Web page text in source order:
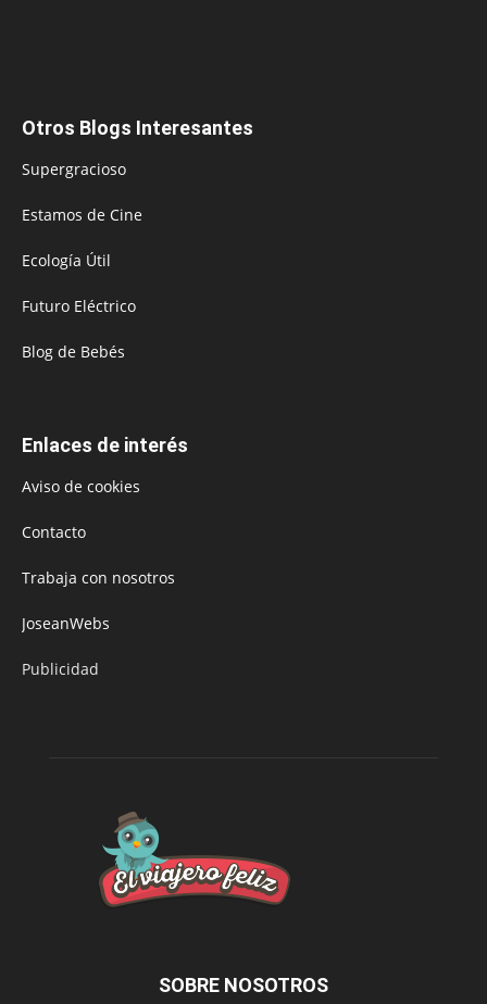
Otros Blogs Interesantes
Supergracioso
Estamos de Cine
Ecología Útil
Futuro Eléctrico
Blog de Bebés
Enlaces de interés
Aviso de cookies
Contacto
Trabaja con nosotros
JoseanWebs
Publicidad
SOBRE NOSOTROS